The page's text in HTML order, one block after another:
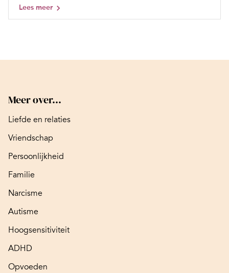
Lees meer
Meer over...
Liefde en relaties
Vriendschap
Persoonlijkheid
Familie
Narcisme
Autisme
Hoogsensitiviteit
ADHD
Opvoeden